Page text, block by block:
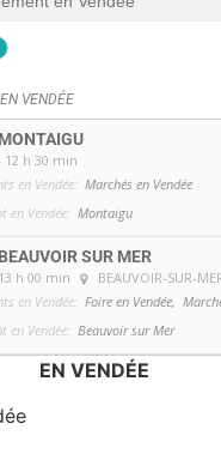
VENDÉE
12 h 30 min
en Vendée: Marchés en Vendée
en Vendée: Montaigu
SUR MER
h 00 min BEAUVOIR-SUR-
en Vendée: Foire en Vendée,
en Vendée: Beauvoir sur Mer
EN VENDÉE